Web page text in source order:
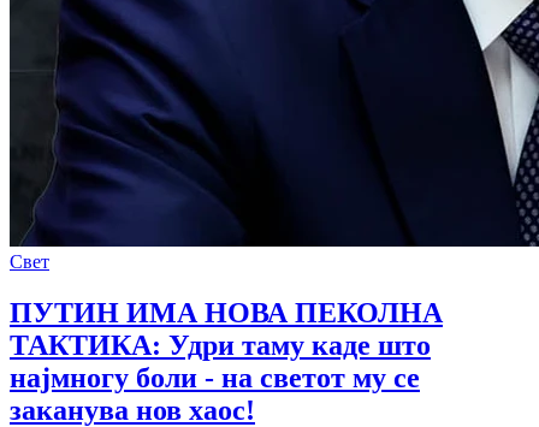
Свет
ПУТИН ИМА НОВА ПЕКОЛНА
ТАКТИКА: Удри таму каде што
најмногу боли - на светот му се
заканува нов хаос!